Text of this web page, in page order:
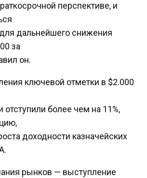
перспективе, и
дальнейшего снижения
за
он.
ключевой отметки в $2.000
отступили более чем на 11%,
доходности казначейских
рынков — выступление